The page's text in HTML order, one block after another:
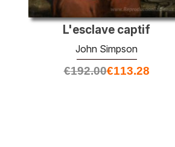
L'esclave captif
John Simpson
€192.00€113.28